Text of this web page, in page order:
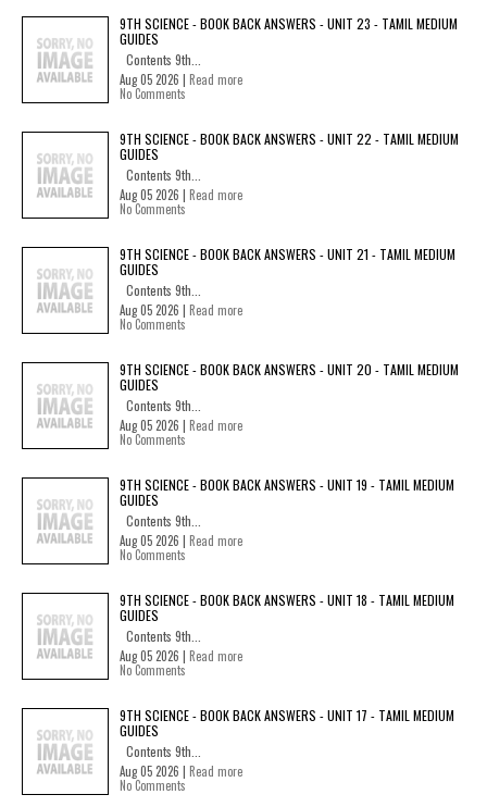
9TH SCIENCE - BOOK BACK ANSWERS - UNIT 23 - TAMIL MEDIUM
GUIDES
Contents 9th...
Aug 05 2026 | Read more
No Comments
9TH SCIENCE - BOOK BACK ANSWERS - UNIT 22 - TAMIL MEDIUM
GUIDES
Contents 9th...
Aug 05 2026 | Read more
No Comments
9TH SCIENCE - BOOK BACK ANSWERS - UNIT 21 - TAMIL MEDIUM
GUIDES
Contents 9th...
Aug 05 2026 | Read more
No Comments
9TH SCIENCE - BOOK BACK ANSWERS - UNIT 20 - TAMIL MEDIUM
GUIDES
Contents 9th...
Aug 05 2026 | Read more
No Comments
9TH SCIENCE - BOOK BACK ANSWERS - UNIT 19 - TAMIL MEDIUM
GUIDES
Contents 9th...
Aug 05 2026 | Read more
No Comments
9TH SCIENCE - BOOK BACK ANSWERS - UNIT 18 - TAMIL MEDIUM
GUIDES
Contents 9th...
Aug 05 2026 | Read more
No Comments
9TH SCIENCE - BOOK BACK ANSWERS - UNIT 17 - TAMIL MEDIUM
GUIDES
Contents 9th...
Aug 05 2026 | Read more
No Comments